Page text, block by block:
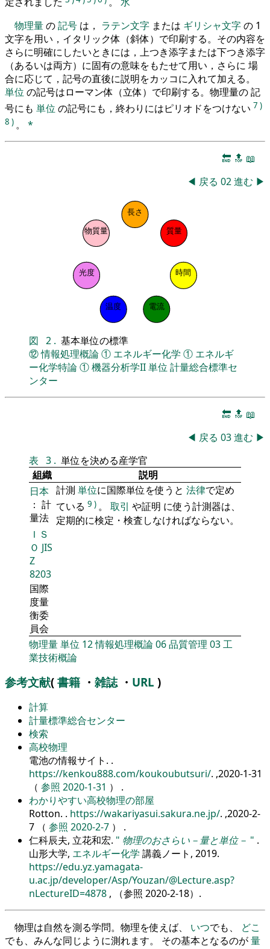
物理量の記号 は， ラテン文字 または ギリシャ文字の 1
文字を用い，イタリック体（斜体）で印刷する。その内容を
さらに明確にしたいときには，上つき添字または下つき添字
（あるいは両方）に固有の意味をもたせて用い，さらに 場
合に応じて，記号の直後に説明をカッコに入れて加える。
単位 の記号はローマン体（立体）で印刷する。物理量の 記
号にも 単位 の記号にも，終わりにはピリオドをつけない 7 )
8 ) 。 *
🔚 🔝 📖
◀ 戻る 02進む ▶
長さ
質量
時間
電流
温度
光度
物質量
図 2 . 基本単位の標準
⑫情報処理概論① エネルギー化学 ① エネルギ
ー化学特論①機器分析学II単位 計量総合標準セ
ンター
🔚 🔝 📖
◀ 戻る 03進む ▶
表 3 . 単位を決める産学官
組織
説明
日本
： 計
量法
計測 単位に国際単位を使うと 法律で定め
ている 9 ) 。 取引 や証明 に使う計測器は、
定期的に検定・検査しなければならない。
ＩＳ
Ｏ JIS
Z
8203
国際
度量
衡委
員会
物理量単位 12情報処理概論06品質管理 03工
業技術概論
参考文献( 書籍 ・ 雑誌・ URL )
計算
計量標準総合センター
検索
高校物理
電池の情報サイト. .
https://kenkou888.com/koukoubutsuri/. ,2020-1-31
（ 参照 2020-1-31 ） .
わかりやすい高校物理の部屋
Rotton. . https://wakariyasui.sakura.ne.jp/. ,2020-2-
7 （ 参照 2020-2-7 ） .
仁科辰夫, 立花和宏.
物理のおさらい－量と単位－
.
山形大学, エネルギー化学 講義ノート, 2019.
https://edu.yz.yamagata-
u.ac.jp/developer/Asp/Youzan/@Lecture.asp?
nLectureID=4878 , （参照 2020-2-18）.
物理は自然を測る学問。物理を使えば、 いつでも、 どこ
でも、みんな同じように測れます。 その基本となるのが量